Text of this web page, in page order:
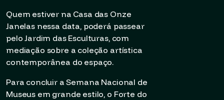
Quem estiver na Casa das Onze
Janelas nessa data, poderá passear
pelo Jardim das Esculturas, com
mediação sobre a coleção artística
contemporânea do espaço.
Para concluir a Semana Nacional de
Museus em grande estilo, o Forte do